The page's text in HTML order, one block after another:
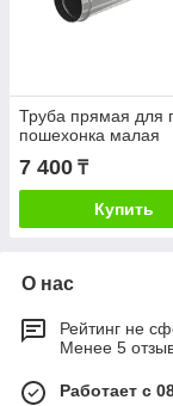
Труба прямая для
пошехонка малая
7 400 ₸
Купить
О нас
Рейтинг не
Менее 5
Работает с